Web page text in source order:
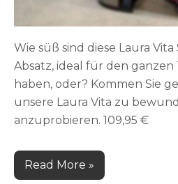
Wie süß sind diese Laura
Absatz, ideal für den ganzen
haben, oder? Kommen Sie
unsere Laura Vita zu
anzuprobieren. 109,95 €
Read More »